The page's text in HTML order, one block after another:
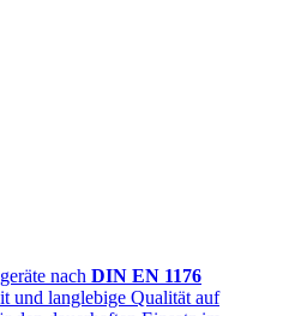
nach DIN EN 1176
und langlebige Qualität auf